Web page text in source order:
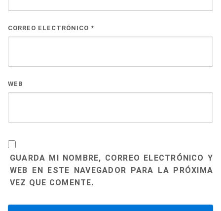
CORREO ELECTRÓNICO *
WEB
GUARDA MI NOMBRE, CORREO ELECTRÓNICO Y
WEB EN ESTE NAVEGADOR PARA LA PRÓXIMA
VEZ QUE COMENTE.